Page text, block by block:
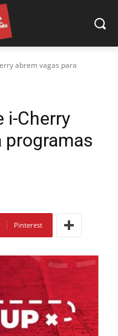
abrem vagas para
i-Cherry
programas
Pinterest